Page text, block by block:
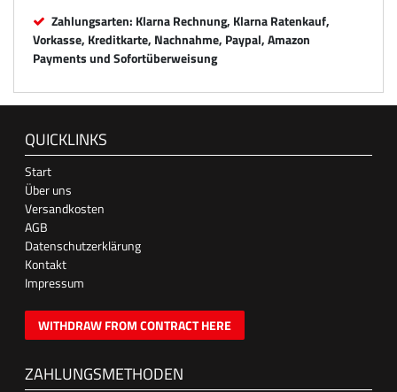
Zahlungsarten: Klarna Rechnung, Klarna Ratenkauf,
Vorkasse, Kreditkarte, Nachnahme, Paypal, Amazon
Payments und Sofortüberweisung
QUICKLINKS
Start
Über uns
Versandkosten
AGB
Datenschutzerklärung
Kontakt
Impressum
WITHDRAW FROM CONTRACT HERE
ZAHLUNGSMETHODEN